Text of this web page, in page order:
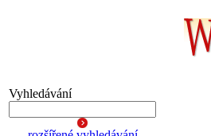
Vyhledávání